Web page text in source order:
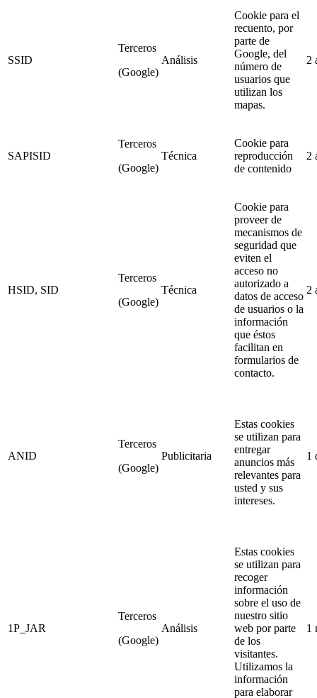
SSID
Terceros
(Google)
Análisis
Cookie para el
recuento, por
parte de
Google, del
número de
usuarios que
utilizan los
mapas.
2
SAPISID
Terceros
(Google)
Técnica
Cookie para
reproducción
de contenido
2
HSID, SID
Terceros
(Google)
Técnica
Cookie para
proveer de
mecanismos de
seguridad que
eviten el
acceso no
autorizado a
datos de acceso
de usuarios o la
información
que éstos
facilitan en
formularios de
contacto.
2
ANID
Terceros
(Google)
Publicitaria
Estas cookies
se utilizan para
entregar
anuncios más
relevantes para
usted y sus
intereses.
1
1P_JAR
Terceros
(Google)
Análisis
Estas cookies
se utilizan para
recoger
información
sobre el uso de
nuestro sitio
web por parte
de los
visitantes.
Utilizamos la
información
para elaborar
1